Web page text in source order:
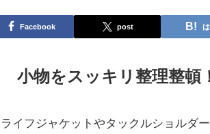
Facebook post
小物をスッキリ整理整頓
ライフジャケットやタックルショルダ